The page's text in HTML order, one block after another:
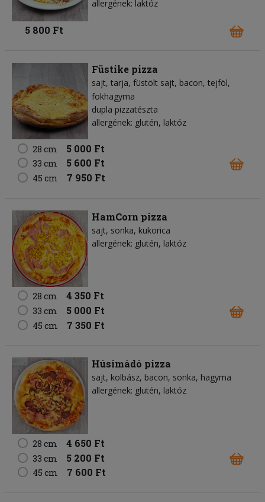
allergének: laktóz
5 800 Ft
Füstike pizza
sajt tarja füstölt sajt bacon tejföl
fokhagyma
dupla pizzatészta
allergének: glutén, laktóz
28 cm 5 000 Ft
33 cm 5 600 Ft
45 cm 7 950 Ft
HamCorn pizza
sajt sonka kukorica
allergének: glutén, laktóz
28 cm 4 350 Ft
33 cm 5 000 Ft
45 cm 7 350 Ft
Húsimádó pizza
sajt kolbász bacon sonka hagyma
allergének: glutén, laktóz
28 cm 4 650 Ft
33 cm 5 200 Ft
45 cm 7 600 Ft